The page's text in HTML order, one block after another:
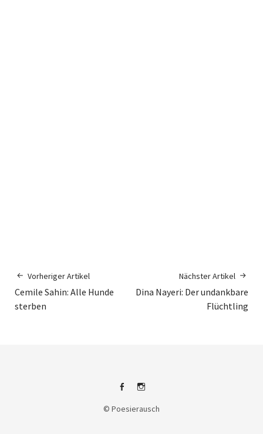
Vorheriger Artikel
Cemile Sahin: Alle Hunde
sterben
Nächster Artikel
Dina Nayeri: Der undankbare
Flüchtling
FacebookInstagram
© Poesierausch